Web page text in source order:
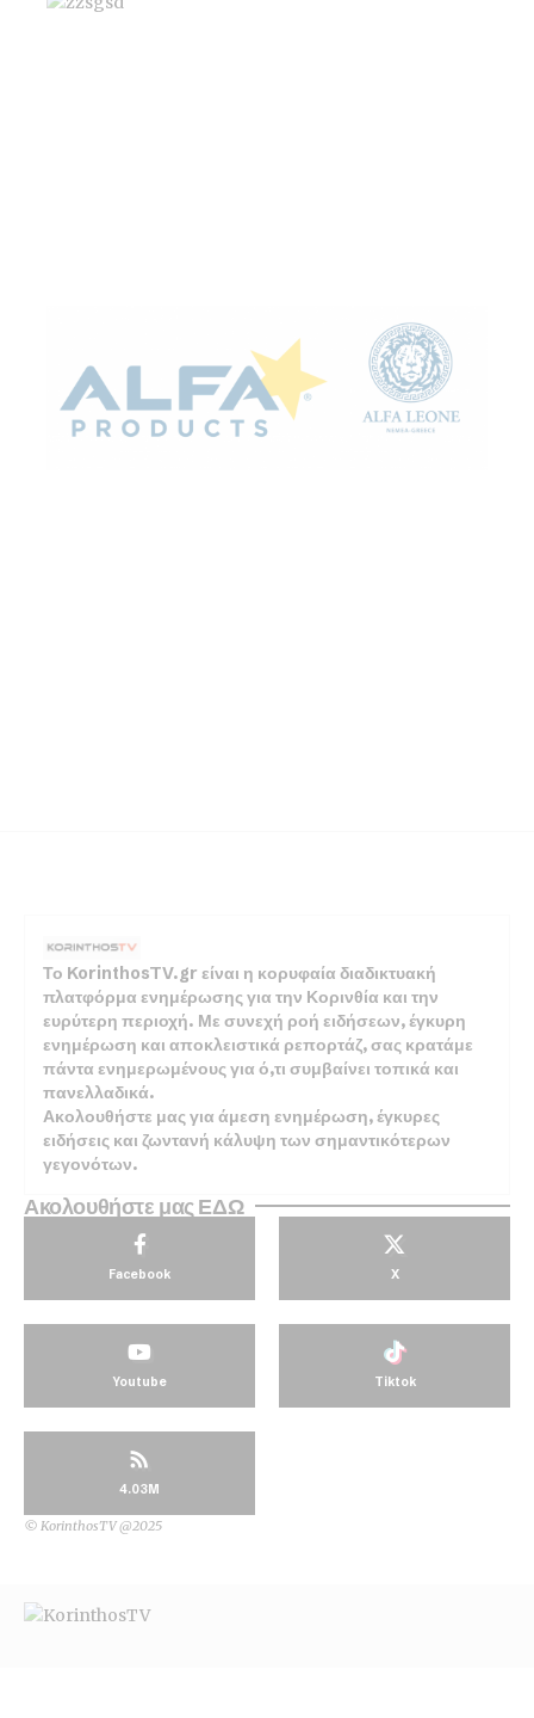
Το KorinthosTV.gr είναι η κορυφαία διαδικτυακή
πλατφόρμα ενημέρωσης για την Κορινθία και την
ευρύτερη περιοχή. Με συνεχή ροή ειδήσεων, έγκυρη
ενημέρωση και αποκλειστικά ρεπορτάζ, σας κρατάμε
πάντα ενημερωμένους για ό,τι συμβαίνει τοπικά και
πανελλαδικά.
Ακολουθήστε μας για άμεση ενημέρωση, έγκυρες
ειδήσεις και ζωντανή κάλυψη των σημαντικότερων
γεγονότων.
Ακολουθήστε μας ΕΔΩ
Facebook X
Youtube Tiktok
4.03M
© KorinthosTV @2025